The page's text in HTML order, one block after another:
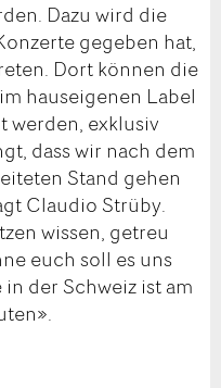
Dazu wird die
gegeben hat,
Dort können die
hauseigenen Label
exklusiv
dass wir nach dem
Stand gehen
Claudio Strüby.
wissen, getreu
euch soll es uns
der Schweiz ist am